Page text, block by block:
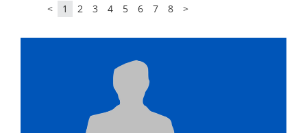
< 1 2 3 4 5 6 7 8 >